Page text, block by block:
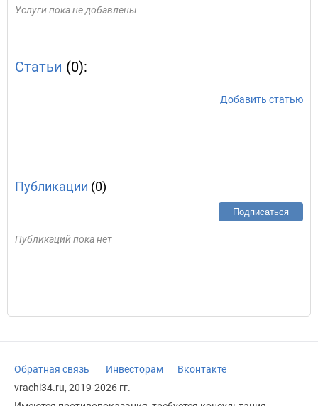
Услуги пока не добавлены
Статьи (0):
Добавить статью
Публикации (0)
Подписаться
Публикаций пока нет
Обратная связь Инвесторам
Вконтакте
vrachi34.ru, 2019-2026 гг.